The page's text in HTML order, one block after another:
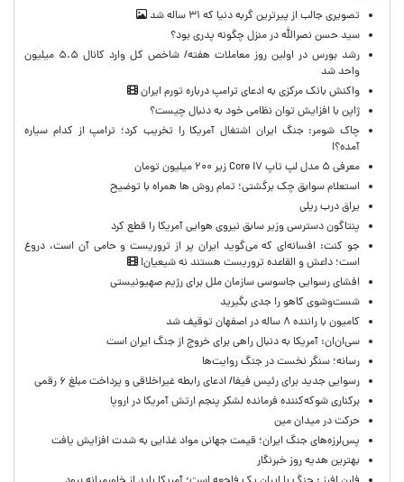
تصویری جالب از پیرترین گربه دنیا که ۳۱ ساله شد
سید حسن نصرالله در منزل چگونه پدری بود؟
رشد بورس در اولین روز معاملات هفته/ شاخص کل وارد کانال ۵.۵ میلیون
واحد شد
واکنش بانک مرکزی به ادعای ترامپ درباره تورم ایران
ژاپن با افزایش توان نظامی خود به دنبال چیست؟
چاک شومر: جنگ ایران اشتغال آمریکا را تخریب کرد؛ ترامپ از کدام سیاره
آمده؟!
معرفی ۵ مدل لپ تاپ Core i۷ زیر ۲۰۰ میلیون تومان
استعلام سوابق چک برگشتی؛ تمام روش ها همراه با توضیح
یراق درب ریلی
پنتاگون دسترسی وزیر سابق نیروی هوایی آمریکا را قطع کرد
جو کنت: افسانه‌ای که می‌گوید ایران پر از تروریست و حامی آن است، دروغ
است؛ داعش و القاعده تروریست هستند نه شیعیان!
افشای رسوایی جاسوسی سازمان ملل برای رژیم صهیونیستی
شست‌وشوی کاهو را جدی بگیرید
کامیون با راننده ۸ ساله در اصفهان توقیف شد
سی‌ان‌ان: آمریکا به دنبال راهی برای خروج از جنگ ایران است
رسانه؛ سنگر نخست در جنگ روایت‌ها
رسوایی جدید برای رئیس فیفا/ ادعای رابطه غیراخلاقی و پرداخت مبلغ ۶ رقمی
برکناری شوکه‌کننده فرمانده لشکر پنجم ارتش آمریکا در اروپا
حركت در ميدان مين
پس‌لرزه‌های جنگ ایران؛ قیمت جهانی مواد غذایی به شدت افزایش یافت
بهترین هدیه روز خبرنگار